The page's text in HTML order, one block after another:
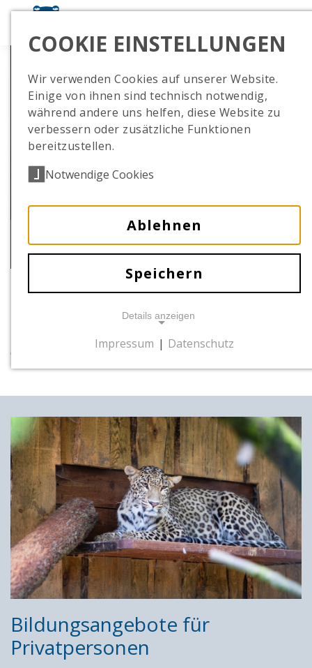
Artenschutz & Bildung
Dieser Abschnitt der Homepage befindet sich
derzeit noch in Bearbeitung.
Bildungsangebote für
Privatpersonen
COOKIE EINSTELLUNGEN
Wir verwenden Cookies auf unserer Website.
Einige von ihnen sind technisch notwendig,
während andere uns helfen, diese Website zu
verbessern oder zusätzliche Funktionen
bereitzustellen.
Notwendige Cookies
Ablehnen
Speichern
Details anzeigen
NOTWENDIGE COOKIES
Notwendige Cookies ermöglichen
grundlegende Funktionen und sind für die
erforderlich.
Cookie Consent
Name:
cookie_consent
Zweck:
Dieses Cookie speichert die gewählten
Einwilligungsoptionen des Nutzers
Cookie Laufzeit:
1 Jahr
Impressum | Datenschutz